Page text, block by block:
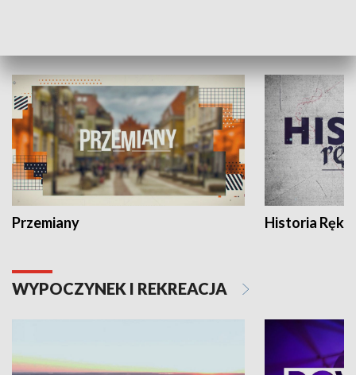
Przemiany Historia Ręką
WYPOCZYNEK I REKREACJA